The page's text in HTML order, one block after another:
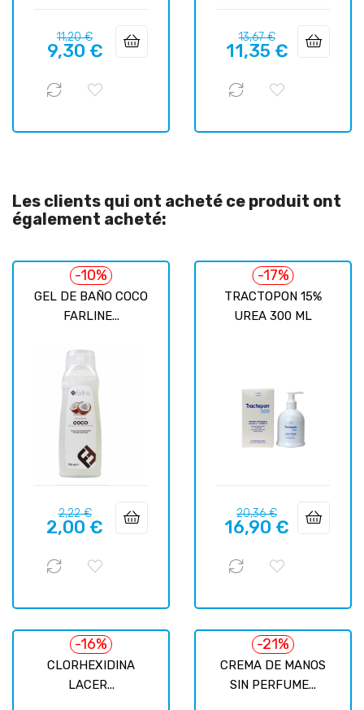
Prix
habituel
11,20 €Prix
9,30 €
Prix
habituel
13,67 €Prix
11,35 €
Les clients qui ont acheté ce produit ont
également acheté:
GEL DE BAÑO COCO
FARLINE...
-10%
Prix
habituel
2,22 €Prix
2,00 €
TRACTOPON 15%
UREA 300 ML
-17%
Prix
habituel
20,36 €Prix
16,90 €
CLORHEXIDINA
LACER...
-16%
CREMA DE MANOS
SIN PERFUME...
-21%